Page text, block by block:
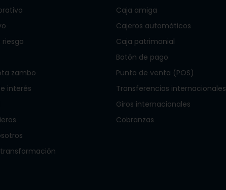
zambo
interés
Caja amiga
Cajeros automáticos
Caja patrimonial
Botón de pago
Punto de venta (POS)
Transferencias internacionales
Giros internacionales
Cobranzas